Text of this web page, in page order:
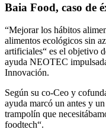
Baia Food, caso de
“Mejorar los hábitos
alimentos ecológicos sin
artificiales“ es el objetivo
ayuda NEOTEC
Innovación.
Según su co-Ceo y
ayuda marcó un antes y
trampolín que
foodtech“.